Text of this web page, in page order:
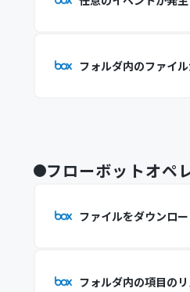
フォルダ内のファイ
フローボットオペ
ファイルをダウンロ
フォルダ内の項目の